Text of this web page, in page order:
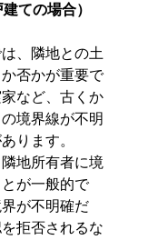
ての場合）
、隣地との土
否かが重要で
など、古くか
境界線が不明
ります。
地所有者に境
が一般的で
が不明確だ
拒否されるな